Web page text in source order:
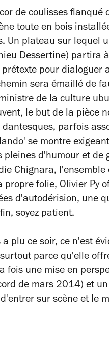
de coulisses
toute en bois
Un plateau sur lequel
Dessertine) partira
pour dialoguer
sera émaillé de
de la culture
le but de la pièce
dantesques, parfois
se montre
pleines d'humour et de
Chignara,
propre folie, Olivier Py
d'autodérision, une
soyez patient.
plu ce soir, ce n'est
parce qu'elle
fois une mise en
de mars 2014) et
sur scène et le